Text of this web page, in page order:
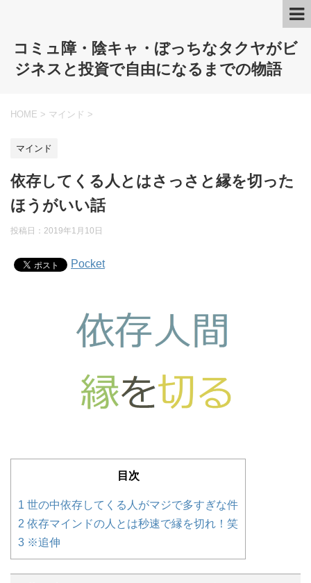
コミュ障・陰キャ・ぼっちなタクヤがビ
ジネスと投資で自由になるまでの物語
HOME > マインド >
マインド
依存してくる人とはさっさと縁を切った
ほうがいい話
投稿日： 2019年1月10日
Pocket
目次
1 世の中依存してくる人がマジで多すぎな件
2 依存マインドの人とは秒速で縁を切れ！笑
3 ※追伸